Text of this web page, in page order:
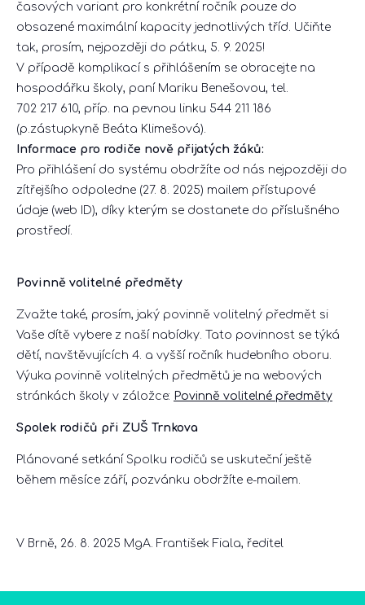
časových variant pro konkrétní ročník pouze do
obsazené maximální kapacity jednotlivých tříd. Učiňte
tak, prosím, nejpozději do pátku, 5. 9. 2025!
V případě komplikací s přihlášením se obracejte na
hospodářku školy, paní Mariku Benešovou, tel.
702 217 610, příp. na pevnou linku 544 211 186
(p.zástupkyně Beáta Klimešová).
Informace pro rodiče nově přijatých žáků:
Pro přihlášení do systému obdržíte od nás nejpozději do
zítřejšího odpoledne (27. 8. 2025) mailem přístupové
údaje (web ID), díky kterým se dostanete do příslušného
prostředí.
Povinně volitelné předměty
Zvažte také, prosím, jaký povinně volitelný předmět si
Vaše dítě vybere z naší nabídky. Tato povinnost se týká
dětí, navštěvujících 4. a vyšší ročník hudebního oboru.
Výuka povinně volitelných předmětů je na webových
stránkách školy v záložce: Povinně volitelné předměty
Spolek rodičů při ZUŠ Trnkova
Plánované setkání Spolku rodičů se uskuteční ještě
během měsíce září, pozvánku obdržíte e-mailem.
V Brně, 26. 8. 2025 MgA. František Fiala, ředitel